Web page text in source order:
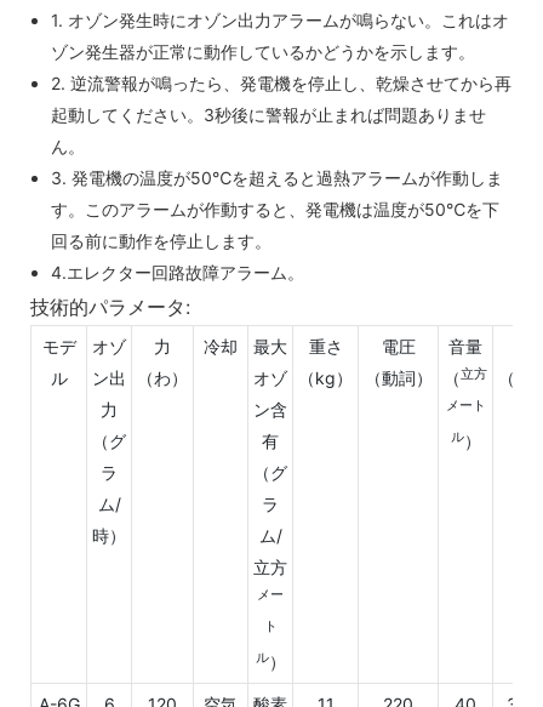
1. オゾン発生時にオゾン出力アラームが鳴らない。これはオ
ゾン発生器が正常に動作しているかどうかを示します。
2. 逆流警報が鳴ったら、発電機を停止し、乾燥させてから再
起動してください。3秒後に警報が止まれば問題ありませ
ん。
3. 発電機の温度が50℃を超えると過熱アラームが作動しま
す。このアラームが作動すると、発電機は温度が50℃を下
回る前に動作を停止します。
4.エレクター回路故障アラーム。
技術的パラメータ:
モデ
ル
オゾ
ン出
力
（グ
ラ
ム/
時）
力
（わ）
冷却
最大
オゾ
ン含
有
（グ
ラ
ム/
立方
メー
ト
ル）
重さ
（kg）
電圧
（動詞）
音量
（立方
メート
ル）
（